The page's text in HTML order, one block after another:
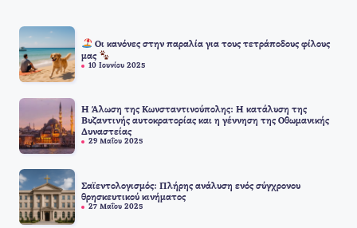
Οι κανόνες στην παραλία για τους τετράποδους φίλους
μας
10 Ιουνίου 2025
Η Άλωση της Κωνσταντινούπολης: Η κατάλυση της
Βυζαντινής αυτοκρατορίας και η γέννηση της Οθωμανικής
Δυναστείας
29 Μαΐου 2025
Σαϊεντολογισμός: Πλήρης ανάλυση ενός σύγχρονου
θρησκευτικού κινήματος
27 Μαΐου 2025